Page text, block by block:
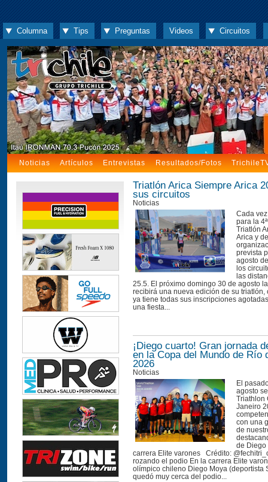
Columna Tips Preguntas Videos Circuitos
Noticias Artículos Entrevistas Resultados/Fotos
Triatlón Arica Siempre Arica
sus circuitos
Noticias
Cada
para la
Triatlón
Arica y
prevista
agosto
los
las
25.5. El próximo domingo 30 de agosto
recibirá una nueva edición de su triatlón,
ya tiene todas sus inscripciones
una fiesta...
¡Diego cuarto! Gran jornada
en la Copa del Mundo de Río
2026
Noticias
El
agosto
Triathlon
Janeiro
con una
de
de Diego
carrera Elite varones Crédito:
rozando el podio En la carrera Elite
olímpico chileno Diego Moya (deportista
quedó muy cerca del podio...